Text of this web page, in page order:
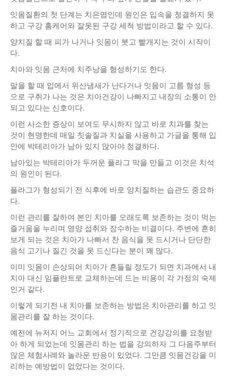
잇몸질환의 첫 단계는 치은염인데 원인은 입속을 청결하지 못
하고 구강 홈케어와 잘못된 구강 세척 방법이라고 할 수 있다.
양치질 할 때 피가 나거나 잇몸이 붓고 빨개지는 것이 시작이
다.
치아와 잇몸 근처에 치주낭을 형성하기도 한다.
말을 할 때 입에서 위산냄새가 난다거나 잇몸이 고름 형성 등
으로 구취가 나는 것은 치아건강이 나빠지고 내장의 소통이 안
되고 있다는 신호이다.
이런 사소한 증상이 보여도 무시하지 않고 바로 치과를 찾는
것이 현명한데 매일 칫솔질과 치실을 사용하고 가글을 통해 입
안에 박테리아가 남아 있지 않아야 청결하다.
남아있는 박테리아가 두꺼운 플라그 막을 만들고 이것은 치석
의 원인이 된다.
플라그가 형성되기 전 식후에 바로 양치질하는 습관도 중요하
다.
이런 관리를 잘하여 본인 치아를 오래도록 보존하는 것이 먹는
즐거움을 누리며 영양 섭취와 장수하는 비결이다. 주변에 흔히
보게 되는 것은 치아가 나빠서 찬 음식을 못 드시거나 단단한
음식 고기나 질긴 것을 못 드신다는 분이 꽤 많다.
이미 잇몸이 손상되어 치아가 흔들릴 정도가 되면 치과에서 내
치아 대신 임플란트로 교체하는데 드는 비용이 각 가정의 숙제
인거 같다.
이렇게 되기전 내 치아를 보존하는 방법은 치아관리를 하고 잇
몸관리를 잘 하는 것이다.
예전에 뉴저지 어느 교회에서 정기적으로 건강강의를 요청받
아 하게 되었는데 잇몸관리 하는 법을 강의하자 그 다음주부터
많은 체험사례와 놀라운 반응이 있었다. 그만큼 잇몸건강을 미
리하는 예방법이 없었다는 것이다.